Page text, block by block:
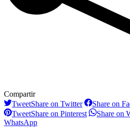
Compartir
TweetShare on Twitter Share on
TweetShare on Pinterest Share on
WhatsApp